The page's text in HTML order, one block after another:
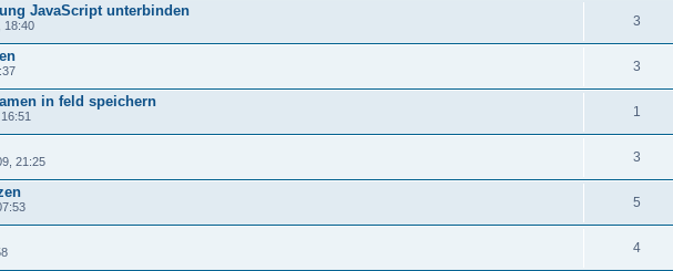
JavaScript unterbinden
18:40 3
3
in feld speichern
1
21:25 3
5
4